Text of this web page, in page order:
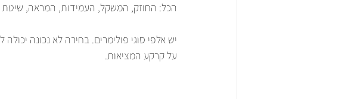
הכל: החוזק, המשקל, העמידות, המראה, שיטת
יש אלפי סוגי פולימרים. בחירה לא נכונה
על קרקע המציאות.